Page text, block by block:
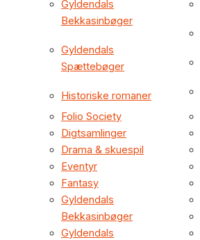
Gyldendals
Bekkasinbøger
Gyldendals
Spættebøger
Historiske romaner
Folio Society
Digtsamlinger
Drama & skuespil
Eventyr
Fantasy
Gyldendals
Bekkasinbøger
Gyldendals